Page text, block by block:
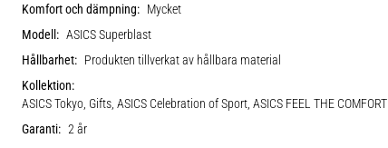
Komfort och dämpning: Mycket
Modell: ASICS Superblast
Hållbarhet: Produkten tillverkat av hållbara material
Kollektion:
ASICS Tokyo, Gifts, ASICS Celebration of Sport, ASICS FEEL THE COMFORT
Garanti: 2 år